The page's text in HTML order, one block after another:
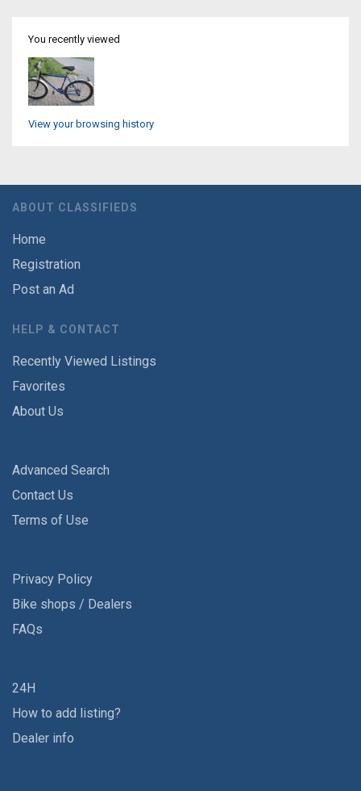
You recently viewed
View your browsing history
ABOUT CLASSIFIEDS
Home
Registration
Post an Ad
HELP & CONTACT
Recently Viewed Listings
Favorites
About Us
Advanced Search
Contact Us
Terms of Use
Privacy Policy
Bike shops / Dealers
FAQs
24H
How to add listing?
Dealer info